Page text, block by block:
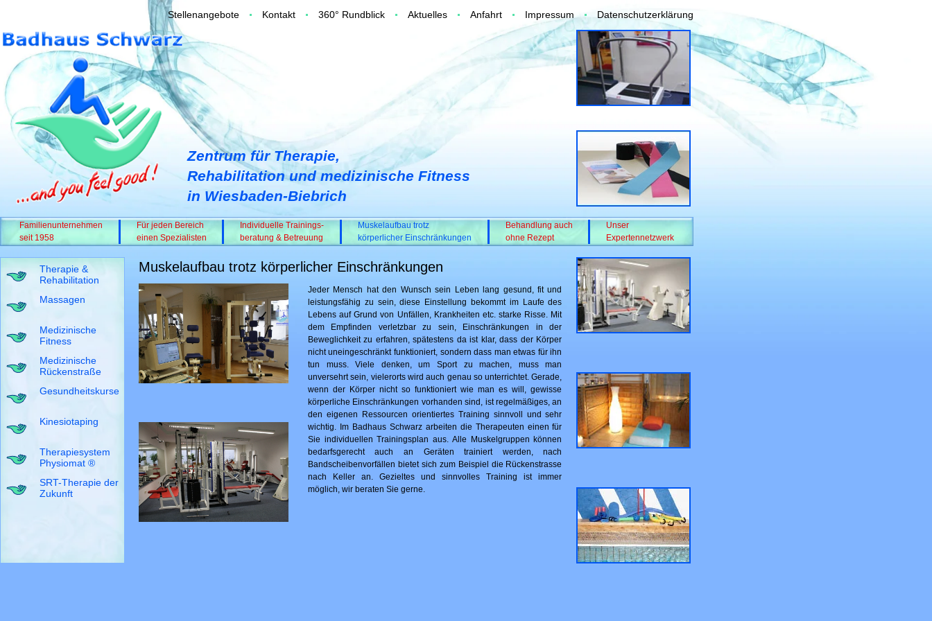
Stellenangebote Kontakt 360° Rundblick Aktuelles Anfahrt Impressum Datenschutzerklärung
Zentrum für Therapie,
Rehabilitation und medizinische Fitness
in Wiesbaden-Biebrich
Familienunternehmen
seit 1958
Für jeden Bereich
einen Spezialisten
Individuelle Trainings-
beratung & Betreuung
Muskelaufbau trotz
körperlicher Einschränkungen
Behandlung auch
ohne Rezept
Unser
Expertennetzwerk
Therapie &
Rehabilitation
Massagen
Medizinische
Fitness
Medizinische
Rückenstraße
Gesundheitskurse
Kinesiotaping
Therapiesystem
Physiomat ®
SRT-Therapie der
Zukunft
Muskelaufbau trotz körperlicher Einschränkungen
Jeder Mensch hat den Wunsch sein Leben lang gesund, fit und
leistungsfähig zu sein, diese Einstellung bekommt im Laufe des
Lebens auf Grund von Unfällen, Krankheiten etc. starke Risse. Mit
dem Empfinden verletzbar zu sein, Einschränkungen in der
Beweglichkeit zu erfahren, spätestens da ist klar, dass der Körper
nicht uneingeschränkt funktioniert, sondern dass man etwas für ihn
tun muss. Viele denken, um Sport zu machen, muss man
unversehrt sein, vielerorts wird auch genau so unterrichtet. Gerade,
wenn der Körper nicht so funktioniert wie man es will, gewisse
körperliche Einschränkungen vorhanden sind, ist regelmäßiges, an
den eigenen Ressourcen orientiertes Training sinnvoll und sehr
wichtig. Im Badhaus Schwarz arbeiten die Therapeuten einen für
Sie individuellen Trainingsplan aus. Alle Muskelgruppen können
bedarfsgerecht auch an Geräten trainiert werden, nach
Bandscheibenvorfällen bietet sich zum Beispiel die Rückenstrasse
nach Keller an. Gezieltes und sinnvolles Training ist immer
möglich, wir beraten Sie gerne.